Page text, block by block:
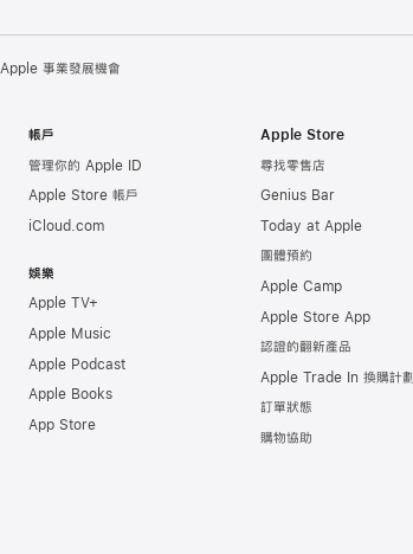
Apple 事業發展機會
帳戶
管理你的 Apple ID
Apple Store 帳戶
iCloud.com
娛樂
Apple TV+
Apple Music
Apple Podcast
Apple Books
App Store
Apple Store
尋找零售店
Genius Bar
Today at Apple
團體預約
Apple Camp
Apple Store App
認證的翻新產品
Apple Trade In 換購計劃
訂單狀態
購物協助